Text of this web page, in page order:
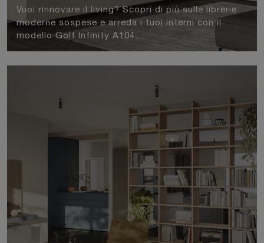
Vuoi rinnovare il living? Scopri di più sulle librerie
moderne sospese e arreda i tuoi interni con il
modello Golf Infinity A104.